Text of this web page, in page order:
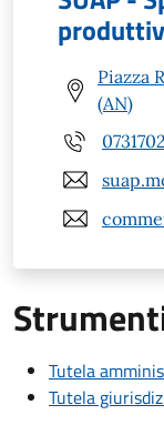
Piazza
(AN)
Tutela
Tutela